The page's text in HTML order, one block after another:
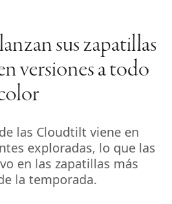
sus zapatillas
versiones a todo
las Cloudtilt viene en
exploradas, lo que las
en las zapatillas más
la temporada.